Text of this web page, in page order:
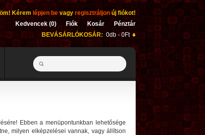
Kérem lépjen be vagyregisztráljonúj fiókot!
Kedvencek (0)
Fiók Kosár
Pénztár
BEVÁSÁRLÓKOSÁR: 0db - 0Ft
Ebben a menüpontunkban lehetősége
milyen elképzelései vannak, vagy állítson